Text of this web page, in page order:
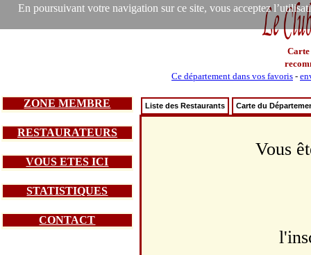
En poursuivant votre navigation sur ce site, vous acceptez
Carte
Ce département dans vos favoris -
ZONE MEMBRE
RESTAURATEURS
VOUS ETES ICI
STATISTIQUES
CONTACT
Liste des Restaurants Carte du
Vous